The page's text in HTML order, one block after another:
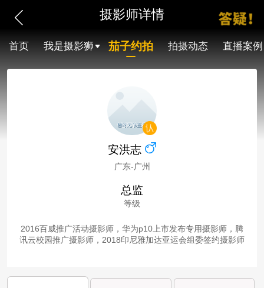
摄影师详情
首页 我是摄影狮 茄子约拍 拍摄动态 直播案例
安洪志
广东-广州
总监
等级
2016百威推广活动摄影师，华为p10上市发布专用摄影师，腾
讯云校园推广摄影师，2018印尼雅加达亚运会组委签约摄影师